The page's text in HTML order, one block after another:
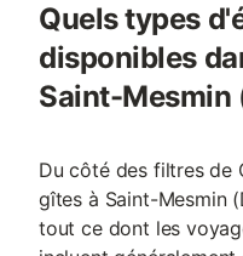
Quels types
disponibles
Saint-Mesmin
Du côté des filtres de
gîtes à Saint-Mesmin
tout ce dont les